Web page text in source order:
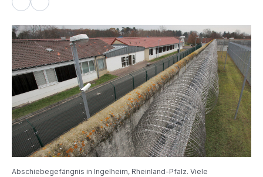
Abschiebegefängnis in Ingelheim, Rheinland-Pfalz. Viele